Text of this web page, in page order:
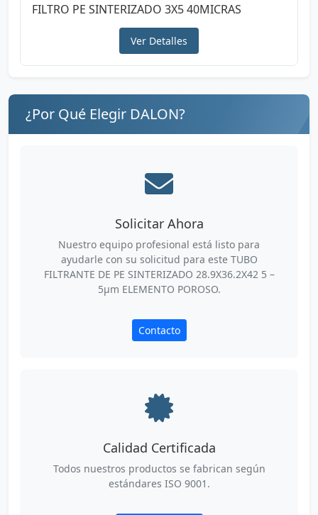
FILTRO PE SINTERIZADO 3X5 40MICRAS
Ver Detalles
¿Por Qué Elegir DALON?
Solicitar Ahora
Nuestro equipo profesional está listo para
ayudarle con su solicitud para este TUBO
FILTRANTE DE PE SINTERIZADO 28.9X36.2X42 5 –
5µm ELEMENTO POROSO.
Contacto
Calidad Certificada
Todos nuestros productos se fabrican según
estándares ISO 9001.